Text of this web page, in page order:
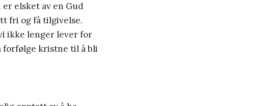
elsket av en Gud
fri og få tilgivelse.
ikke lenger lever for
forfølge kristne til å bli